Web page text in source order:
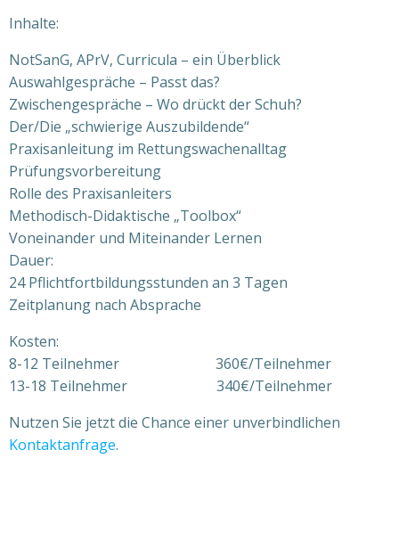
Inhalte:
NotSanG, APrV, Curricula – ein Überblick
Auswahlgespräche – Passt das?
Zwischengespräche – Wo drückt der Schuh?
Der/Die „schwierige Auszubildende“
Praxisanleitung im Rettungswachenalltag
Prüfungsvorbereitung
Rolle des Praxisanleiters
Methodisch-Didaktische „Toolbox“
Voneinander und Miteinander Lernen
Dauer:
24 Pflichtfortbildungsstunden an 3 Tagen
Zeitplanung nach Absprache
Kosten:
8-12 Teilnehmer 360€/Teilnehmer
13-18 Teilnehmer 340€/Teilnehmer
Nutzen Sie jetzt die Chance einer unverbindlichen
Kontaktanfrage.